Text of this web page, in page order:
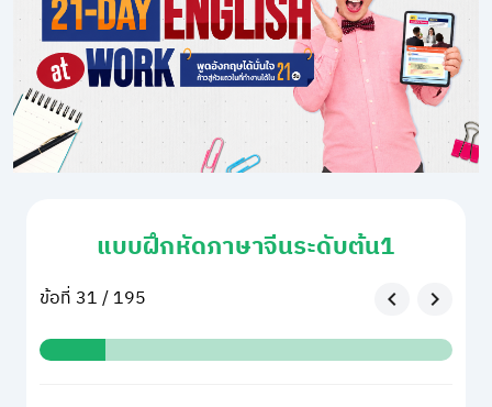
แบบฝึกหัดภาษาจีนระดับต้น1
ข้อที่ 31 / 195